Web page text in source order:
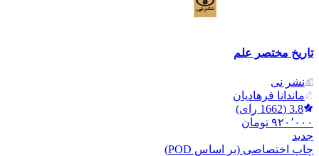
تاریخ مختصر علم
نشر نی
ماندانا فرهادیان
3.8
(
1662 رای)
۹۲۰٬۰۰۰ تومان
جدید
چاپ اختصاصی (بر اساس POD)